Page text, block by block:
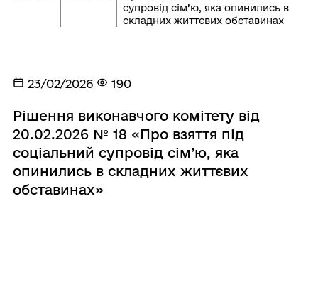
супровід сім’ю, яка опинились в
складних життєвих обставинах
23/02/2026 190
Рішення виконавчого комітету від
20.02.2026 № 18 «Про взяття під
соціальний супровід сім’ю, яка
опинились в складних життєвих
обставинах»